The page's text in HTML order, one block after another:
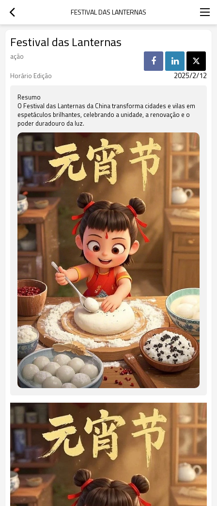
FESTIVAL DAS LANTERNAS
Festival das Lanternas
ação
Horário Edição
2025/2/12
Resumo
O Festival das Lanternas da China transforma cidades e vilas em
espetáculos brilhantes, celebrando a unidade, a renovação e o
poder duradouro da luz.